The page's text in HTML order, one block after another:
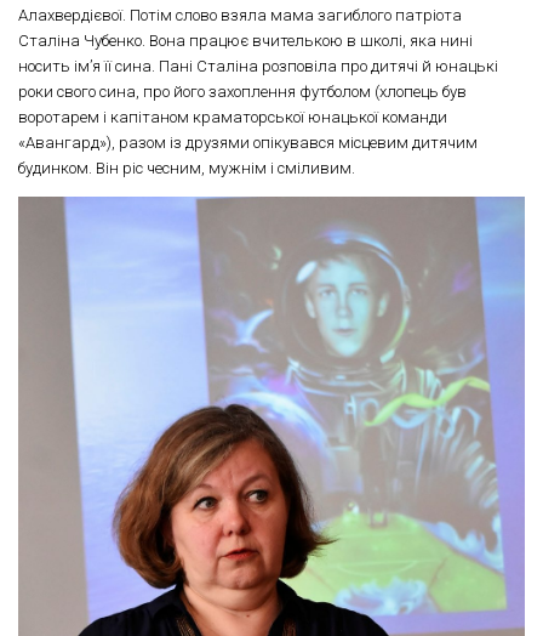
Алахвердієвої. Потім слово взяла мама загиблого патріота
Сталіна Чубенко. Вона працює вчителькою в школі, яка нині
носить ім’я її сина. Пані Сталіна розповіла про дитячі й юнацькі
роки свого сина, про його захоплення футболом (хлопець був
воротарем і капітаном краматорської юнацької команди
«Авангард»), разом із друзями опікувався місцевим дитячим
будинком. Він ріс чесним, мужнім і сміливим.